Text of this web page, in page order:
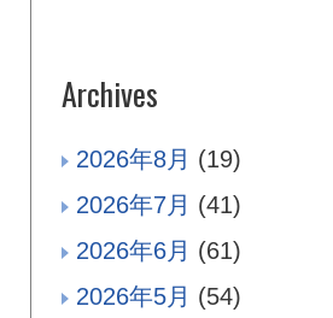
Archives
2026年8月 (19)
2026年7月 (41)
2026年6月 (61)
2026年5月 (54)